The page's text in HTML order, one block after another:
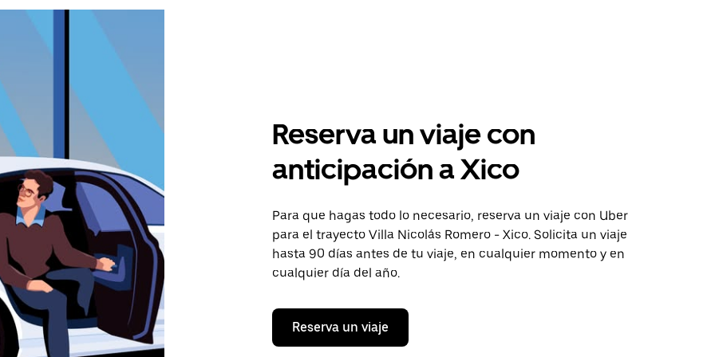
Reserva un viaje con
anticipación a Xico
Para que hagas todo lo necesario, reserva un viaje con Uber
para el trayecto Villa Nicolás Romero - Xico. Solicita un viaje
hasta 90 días antes de tu viaje, en cualquier momento y en
cualquier día del año.
Reserva un viaje